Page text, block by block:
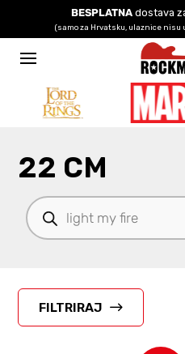
BESPLATNAdostava
(samo za Hrvatsku, ulaznice nisu
22 CM
Products
search
FILTRIRAJ